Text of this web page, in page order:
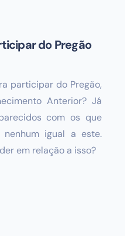
do Pregão
participar do Pregão,
Anterior? Já
com os que
igual a este.
em relação a isso?